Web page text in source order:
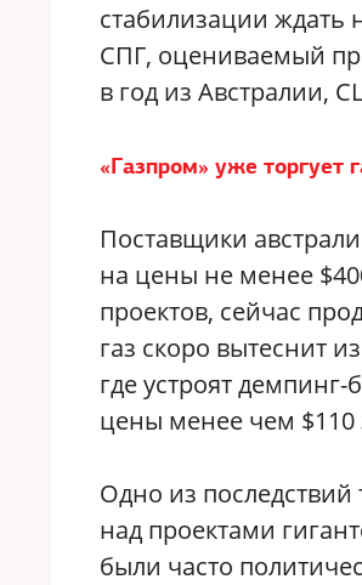
стабилизации ждать
СПГ, оцениваемый
в год из Австралии,
«Газпром» уже торгует
Поставщики
на цены не менее
проектов, сейчас
газ скоро вытеснит
где устроят
цены менее чем $110
Одно из последствий
над проектами
были часто